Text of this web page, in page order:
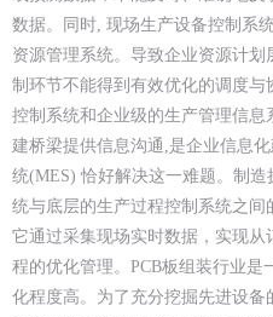
数据。同时, 现场生产设备控制系
资源管理系统。导致企业资源计
制环节不能得到有效优化的调度
控制系统和企业级的生产管理信
建桥梁提供信息沟通,是企业信息
统(MES) 恰好解决这一难题。制
统与底层的生产过程控制系统之间
它通过采集现场实时数据，实现
程的优化管理。PCB板组装行业
化程度高。为了充分挖掘先进设